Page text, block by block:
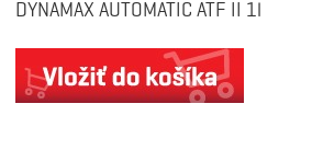
DYNAMAX AUTOMATIC ATF II 1l